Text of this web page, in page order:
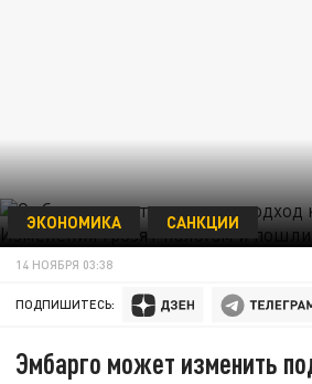
ЭКОНОМИКА САНКЦИИ
14 НОЯБРЯ 03:38
ПОДПИШИТЕСЬ:
Эмбарго может изменить